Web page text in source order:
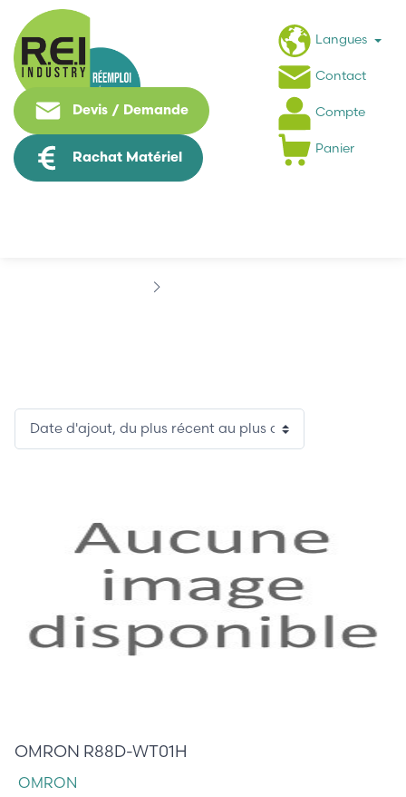
Devis / Demande
Rachat Matériel
Langues
Contact
Compte
Panier
OMRON R88D-WT01H
OMRON